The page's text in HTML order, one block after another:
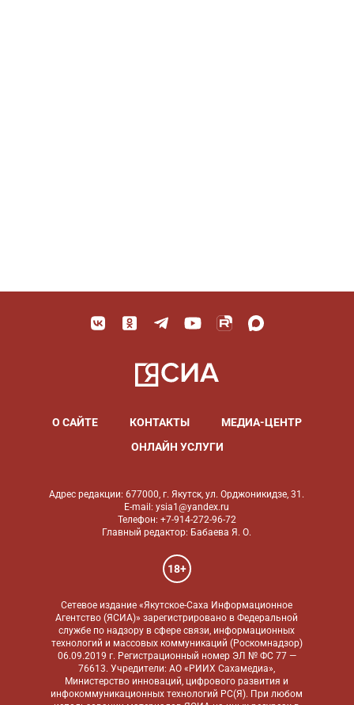
О САЙТЕ КОНТАКТЫ
МЕДИА-ЦЕНТР
ОНЛАЙН УСЛУГИ
Адрес редакции: 677000, г. Якутск, ул. Орджоникидзе, 31.
E-mail: ysia1@yandex.ru
Телефон: +7-914-272-96-72
Главный редактор: Бабаева Я. О.
18+
Сетевое издание «Якутское-Саха Информационное
Агентство (ЯСИА)» зарегистрировано в Федеральной
службе по надзору в сфере связи, информационных
технологий и массовых коммуникаций (Роскомнадзор)
06.09.2019 г. Регистрационный номер ЭЛ № ФС 77 —
76613. Учредители: АО «РИИХ Сахамедиа»,
Министерство инноваций, цифрового развития и
инфокоммуникационных технологий РС(Я). При любом